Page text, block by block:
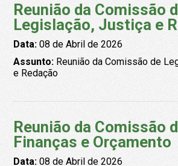
Reunião da Comissão
Legislação, Justiça e
Data:08 de Abril de 2026
Assunto:Reunião da Comissão de
e Redação
Reunião da Comissão
Finanças e Orçamento
Data:08 de Abril de 2026